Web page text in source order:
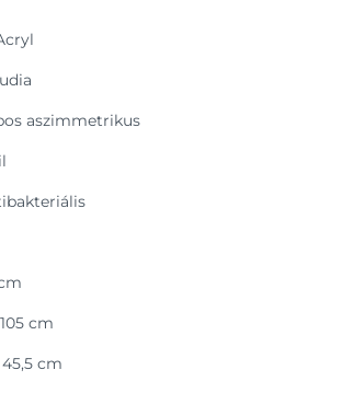
aszimmetrikus
105 cm
45,5 cm